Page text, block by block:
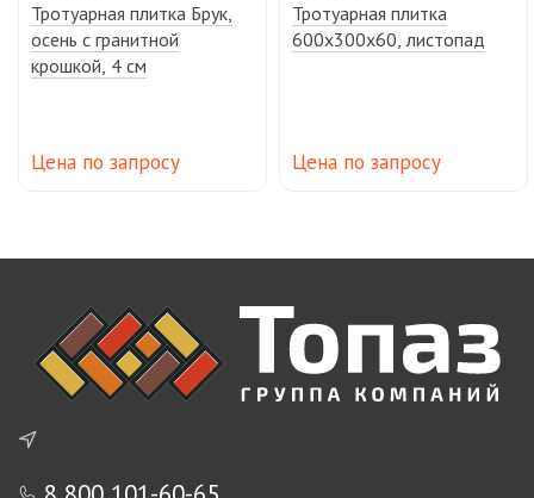
Тротуарная плитка Брук,
осень с гранитной
крошкой, 4 см
Цена по запросу
Тротуарная плитка
600х300х60, листопад
Цена по запросу